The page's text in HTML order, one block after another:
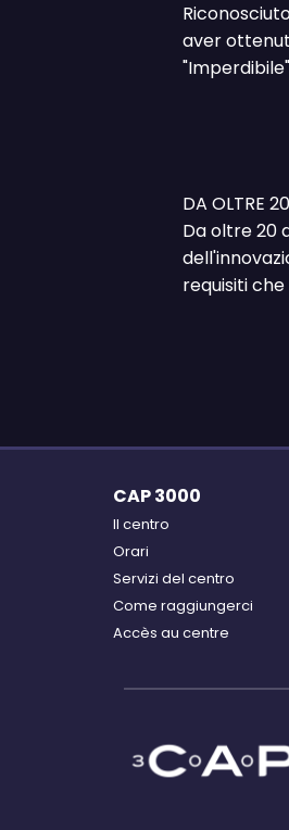
aver
DA OLTRE
Da oltre 20
requisiti
CAP 3000
Il centro
Orari
Servizi del centro
Come raggiungerci
Accès au centre